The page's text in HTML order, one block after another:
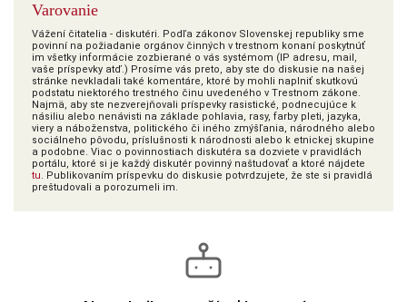
Varovanie
Vážení čitatelia - diskutéri. Podľa zákonov Slovenskej republiky sme
povinní na požiadanie orgánov činných v trestnom konaní poskytnúť
im všetky informácie zozbierané o vás systémom (IP adresu, mail,
vaše príspevky atď.) Prosíme vás preto, aby ste do diskusie na našej
stránke nevkladali také komentáre, ktoré by mohli naplniť skutkovú
podstatu niektorého trestného činu uvedeného v Trestnom zákone.
Najmä, aby ste nezverejňovali príspevky rasistické, podnecujúce k
násiliu alebo nenávisti na základe pohlavia, rasy, farby pleti, jazyka,
viery a náboženstva, politického či iného zmýšľania, národného alebo
sociálneho pôvodu, príslušnosti k národnosti alebo k etnickej skupine
a podobne. Viac o povinnostiach diskutéra sa dozviete v pravidlách
portálu, ktoré si je každý diskutér povinný naštudovať a ktoré nájdete
tu. Publikovaním príspevku do diskusie potvrdzujete, že ste si pravidlá
preštudovali a porozumeli im.